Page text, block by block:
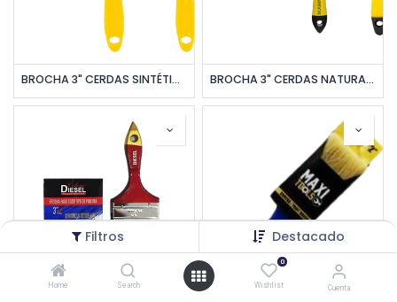
Filtros Destacado
Home Search
0
Wishlist Cuenta
BROCHA 3" CERDAS SINTÉTICAS NEGRAS C/MANGO AMARILLO UNID ZASC BROCHA 3" CERDAS NATURALES NEGRAS C/MANGO AMARILLO UNID ZASC